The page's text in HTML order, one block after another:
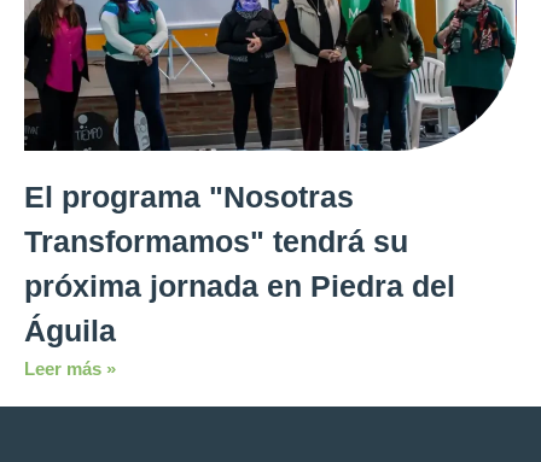
El programa "Nosotras
Transformamos" tendrá su
próxima jornada en Piedra del
Águila
Leer más »